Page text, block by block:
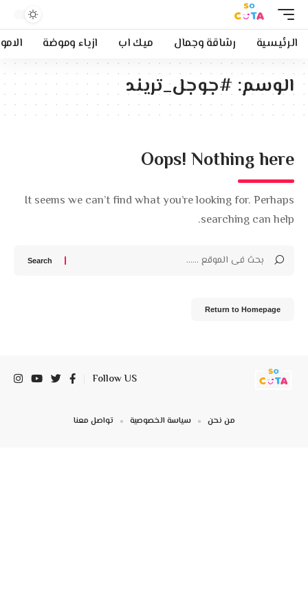
الرئيسية رشاقة وجمال ميك اب ازياء وموضة
الوسم: #جوجل_تريند
Oops! Nothing here
It seems we can’t find what you’re looking for. Perhaps
searching can help.
Return to Homepage
Follow US
من نحن سياسة الخصوصية تواصل معنا